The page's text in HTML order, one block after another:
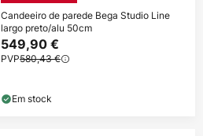
Candeeiro de parede Bega Studio Line
largo preto/alu 50cm
549,90 €
PVP580,43 €
Em stock